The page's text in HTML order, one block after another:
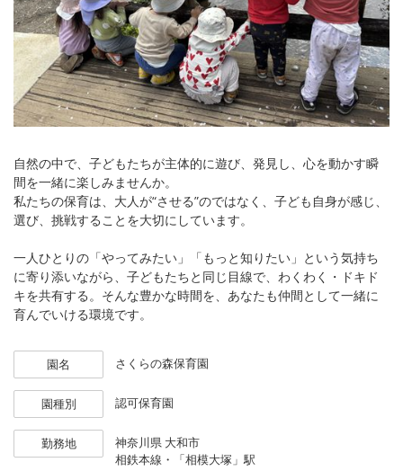
自然の中で、子どもたちが主体的に遊び、発見し、心を動かす瞬
間を一緒に楽しみませんか。
私たちの保育は、大人が“させる”のではなく、子ども自身が感じ、
選び、挑戦することを大切にしています。
一人ひとりの「やってみたい」「もっと知りたい」という気持ち
に寄り添いながら、子どもたちと同じ目線で、わくわく・ドキド
キを共有する。そんな豊かな時間を、あなたも仲間として一緒に
育んでいける環境です。
園名 さくらの森保育園
園種別 認可保育園
勤務地 神奈川県 大和市
相鉄本線・「相模大塚」駅